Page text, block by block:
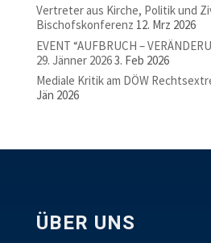
Vertreter aus Kirche, Politik und
Bischofskonferenz 12. Mrz 2026
EVENT “AUFBRUCH –
29. Jänner 20263. Feb 2026
Mediale Kritik am DÖW
Jän 2026
ÜBER UNS